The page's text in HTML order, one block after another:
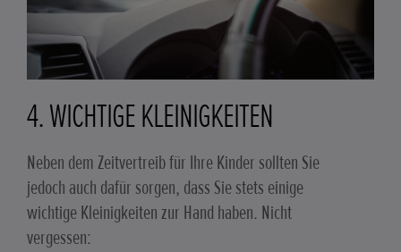
4. WICHTIGE KLEINIGKEITEN
Neben dem Zeitvertreib für Ihre Kinder sollten Sie
jedoch auch dafür sorgen, dass Sie stets einige
wichtige Kleinigkeiten zur Hand haben. Nicht
vergessen: